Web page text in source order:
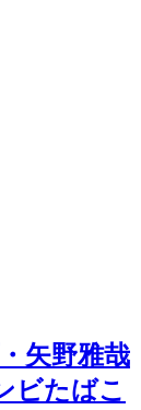
矢野雅哉
ビたばこ